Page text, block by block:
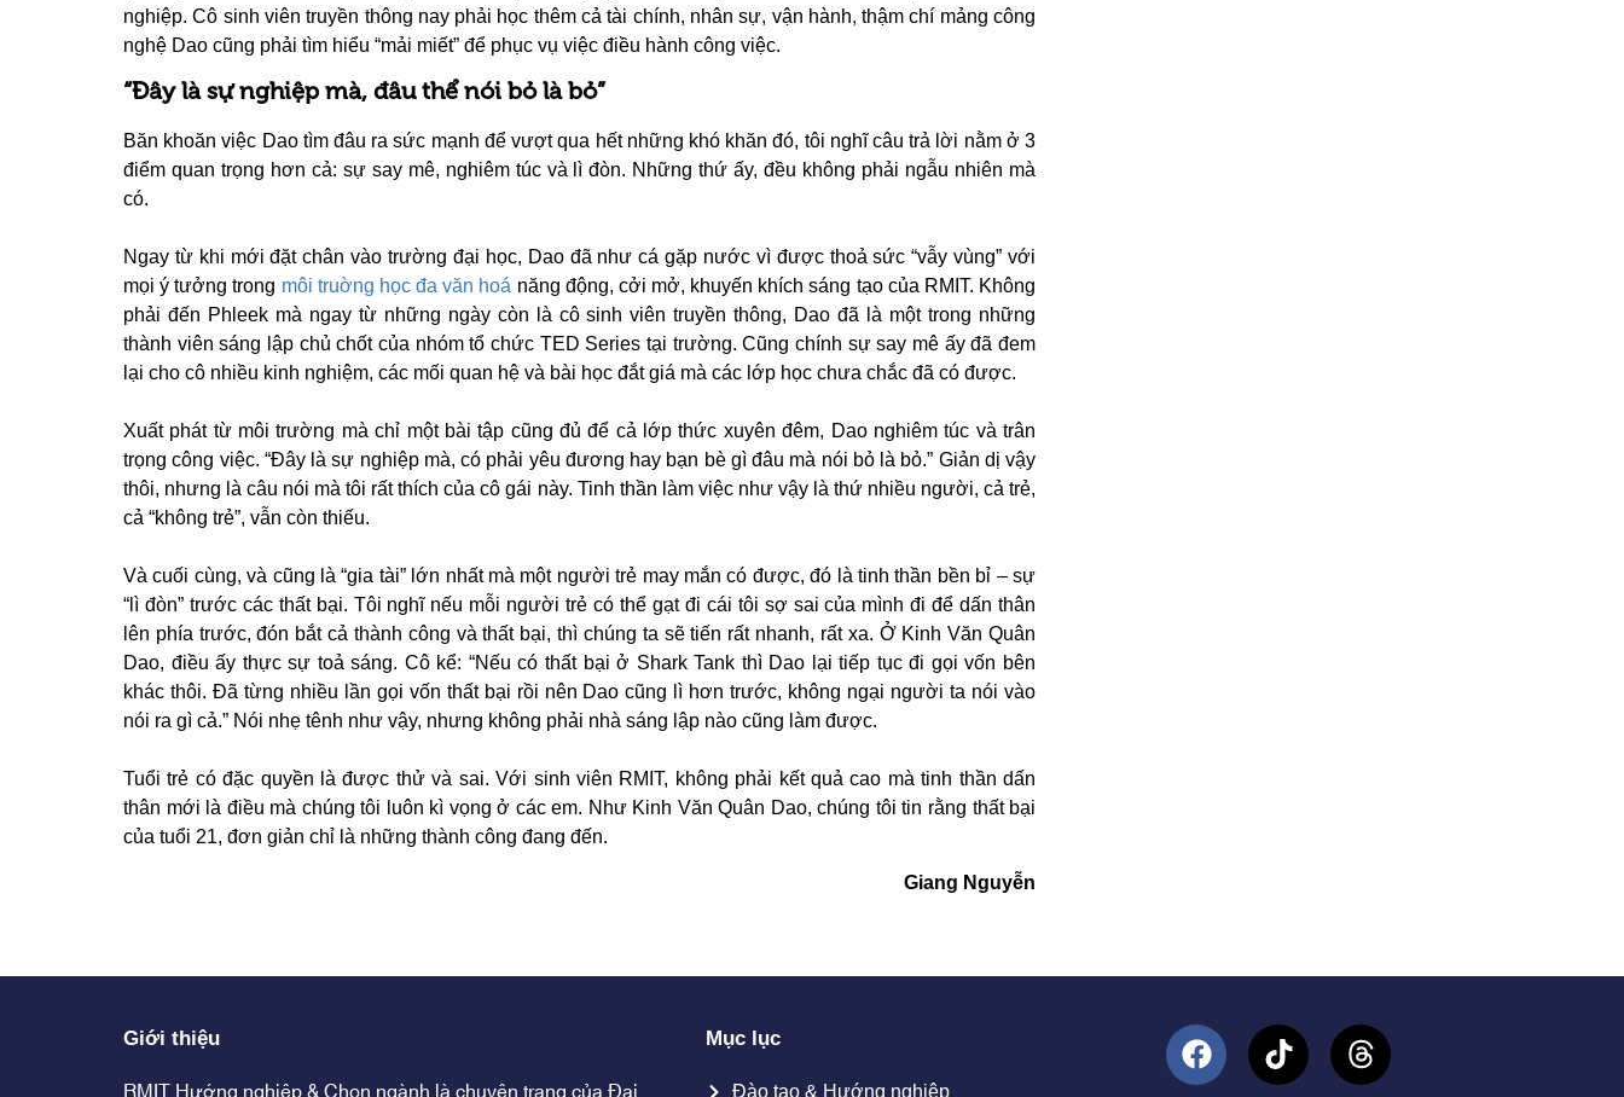
nghiệp. Cô sinh viên truyền thông nay phải học thêm cả tài chính, nhân sự, vận hành, thậm chí mảng công
nghệ Dao cũng phải tìm hiểu “mải miết” để phục vụ việc điều hành công việc.
“Đây là sự nghiệp mà, đâu thể nói bỏ là bỏ”
Băn khoăn việc Dao tìm đâu ra sức mạnh để vượt qua hết những khó khăn đó, tôi nghĩ câu trả lời nằm ở 3
điểm quan trọng hơn cả: sự say mê, nghiêm túc và lì đòn. Những thứ ấy, đều không phải ngẫu nhiên mà
có.
Ngay từ khi mới đặt chân vào trường đại học, Dao đã như cá gặp nước vì được thoả sức “vẫy vùng” với
mọi ý tưởng trong môi truờng học đa văn hoá năng động, cởi mở, khuyến khích sáng tạo của RMIT. Không
phải đến Phleek mà ngay từ những ngày còn là cô sinh viên truyền thông, Dao đã là một trong những
thành viên sáng lập chủ chốt của nhóm tổ chức TED Series tại trường. Cũng chính sự say mê ấy đã đem
lại cho cô nhiều kinh nghiệm, các mối quan hệ và bài học đắt giá mà các lớp học chưa chắc đã có được.
Xuất phát từ môi trường mà chỉ một bài tập cũng đủ để cả lớp thức xuyên đêm, Dao nghiêm túc và trân
trọng công việc. “Đây là sự nghiệp mà, có phải yêu đương hay bạn bè gì đâu mà nói bỏ là bỏ.” Giản dị vậy
thôi, nhưng là câu nói mà tôi rất thích của cô gái này. Tinh thần làm việc như vậy là thứ nhiều người, cả trẻ,
cả “không trẻ”, vẫn còn thiếu.
Và cuối cùng, và cũng là “gia tài” lớn nhất mà một người trẻ may mắn có được, đó là tinh thần bền bỉ – sự
“lì đòn” trước các thất bại. Tôi nghĩ nếu mỗi người trẻ có thể gạt đi cái tôi sợ sai của mình đi để dấn thân
lên phía trước, đón bắt cả thành công và thất bại, thì chúng ta sẽ tiến rất nhanh, rất xa. Ở Kinh Văn Quân
Dao, điều ấy thực sự toả sáng. Cô kể: “Nếu có thất bại ở Shark Tank thì Dao lại tiếp tục đi gọi vốn bên
khác thôi. Đã từng nhiều lần gọi vốn thất bại rồi nên Dao cũng lì hơn trước, không ngại người ta nói vào
nói ra gì cả.” Nói nhẹ tênh như vậy, nhưng không phải nhà sáng lập nào cũng làm được.
Tuổi trẻ có đặc quyền là được thử và sai. Với sinh viên RMIT, không phải kết quả cao mà tinh thần dấn
thân mới là điều mà chúng tôi luôn kì vọng ở các em. Như Kinh Văn Quân Dao, chúng tôi tin rằng thất bại
của tuổi 21, đơn giản chỉ là những thành công đang đến.
Giang Nguyễn
Giới thiệu Mục lục
Đào tạo & Hướng nghiệp